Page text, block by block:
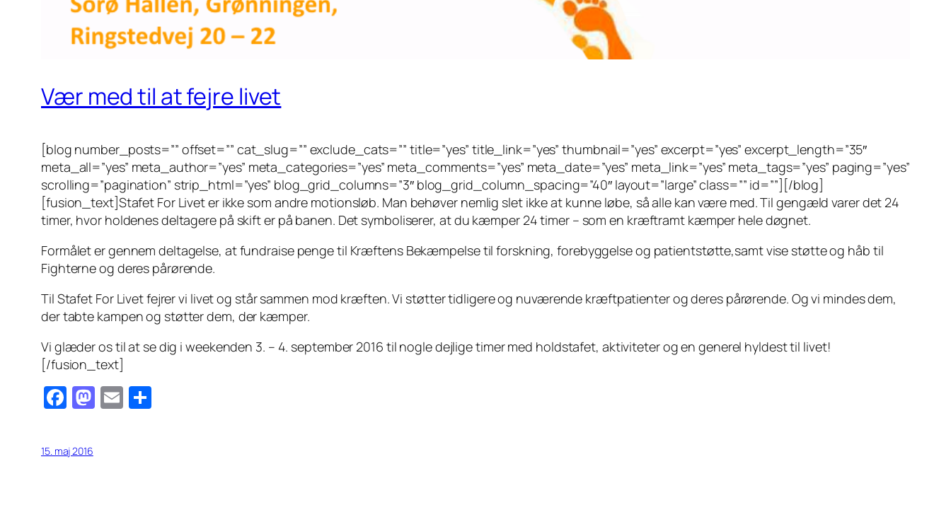
Vær med til at fejre livet
[blog number_posts=”” offset=”” cat_slug=”” exclude_cats=”” title=”yes” title_link=”yes” thumbnail=”yes” excerpt=”yes” excerpt_length=”35″
meta_all=”yes” meta_author=”yes” meta_categories=”yes” meta_comments=”yes” meta_date=”yes” meta_link=”yes” meta_tags=”yes” paging=”yes”
scrolling=”pagination” strip_html=”yes” blog_grid_columns=”3″ blog_grid_column_spacing=”40″ layout=”large” class=”” id=””][/blog]
[fusion_text]Stafet For Livet er ikke som andre motionsløb. Man behøver nemlig slet ikke at kunne løbe, så alle kan være med. Til gengæld varer det 24
timer, hvor holdenes deltagere på skift er på banen. Det symboliserer, at du kæmper 24 timer – som en kræftramt kæmper hele døgnet.
Formålet er gennem deltagelse, at fundraise penge til Kræftens Bekæmpelse til forskning, forebyggelse og patientstøtte,samt vise støtte og håb til
Fighterne og deres pårørende.
Til Stafet For Livet fejrer vi livet og står sammen mod kræften. Vi støtter tidligere og nuværende kræftpatienter og deres pårørende. Og vi mindes dem,
der tabte kampen og støtter dem, der kæmper.
Vi glæder os til at se dig i weekenden 3. – 4. september 2016 til nogle dejlige timer med holdstafet, aktiviteter og en generel hyldest til livet!
[/fusion_text]
Facebook
Mastodon
Email
15. maj 2016